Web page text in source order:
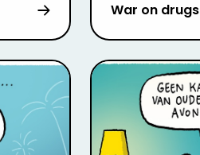
War on drugs